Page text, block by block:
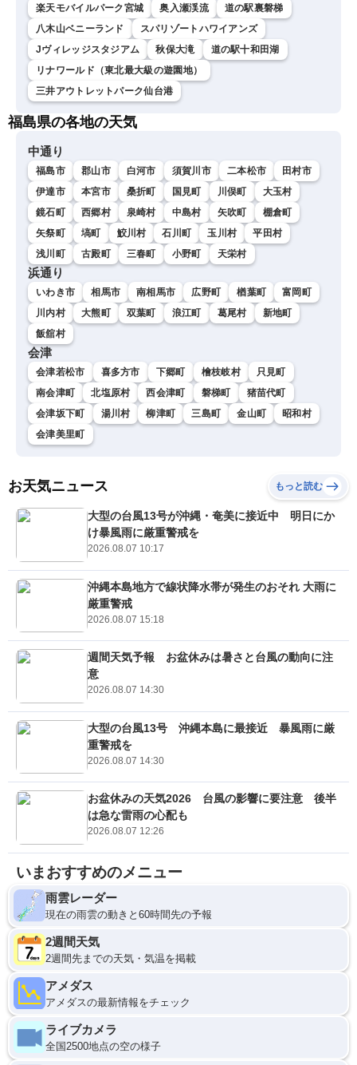
楽天モバイルパーク宮城 奥入瀬渓流
道の駅裏磐梯
八木山ベニーランド
スパリゾートハワイアンズ
Jヴィレッジスタジアム
秋保大滝
道の駅十和田湖
リナワールド（東北最大級の遊園地）
三井アウトレットパーク仙台港
福島県の各地の天気
中通り
福島市 郡山市 白河市 須賀川市 二本松市
田村市
伊達市
本宮市 桑折町 国見町 川俣町
大玉村
鏡石町
西郷村 泉崎村 中島村 矢吹町
棚倉町
矢祭町
塙町 鮫川村 石川町 玉川村
平田村
浅川町
古殿町 三春町 小野町 天栄村
浜通り
いわき市 相馬市 南相馬市 広野町 楢葉町
富岡町
川内村
大熊町 双葉町 浪江町 葛尾村
新地町
飯舘村
会津
会津若松市 喜多方市 下郷町 檜枝岐村
只見町
南会津町
北塩原村 西会津町 磐梯町
猪苗代町
会津坂下町
湯川村 柳津町 三島町 金山町
昭和村
会津美里町
お天気ニュース もっと読む
大型の台風13号が沖縄・奄美に接近中 明日にか
け暴風雨に厳重警戒を
2026.08.07 10:17
沖縄本島地方で線状降水帯が発生のおそれ 大雨に
厳重警戒
2026.08.07 15:18
週間天気予報 お盆休みは暑さと台風の動向に注
意
2026.08.07 14:30
大型の台風13号 沖縄本島に最接近 暴風雨に厳
重警戒を
2026.08.07 14:30
お盆休みの天気2026 台風の影響に要注意 後半
は急な雷雨の心配も
2026.08.07 12:26
いまおすすめのメニュー
雨雲レーダー
現在の雨雲の動きと60時間先の予報
2週間天気
2週間先までの天気・気温を掲載
アメダス
アメダスの最新情報をチェック
ライブカメラ
全国2500地点の空の様子